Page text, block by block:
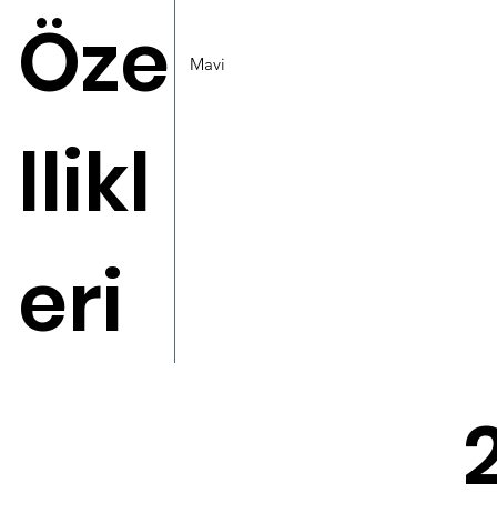
Öze
llikl
eri
Mavi